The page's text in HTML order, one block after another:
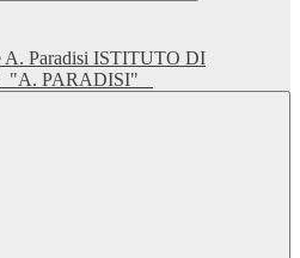
ISTITUTO DI
"A. PARADISI"